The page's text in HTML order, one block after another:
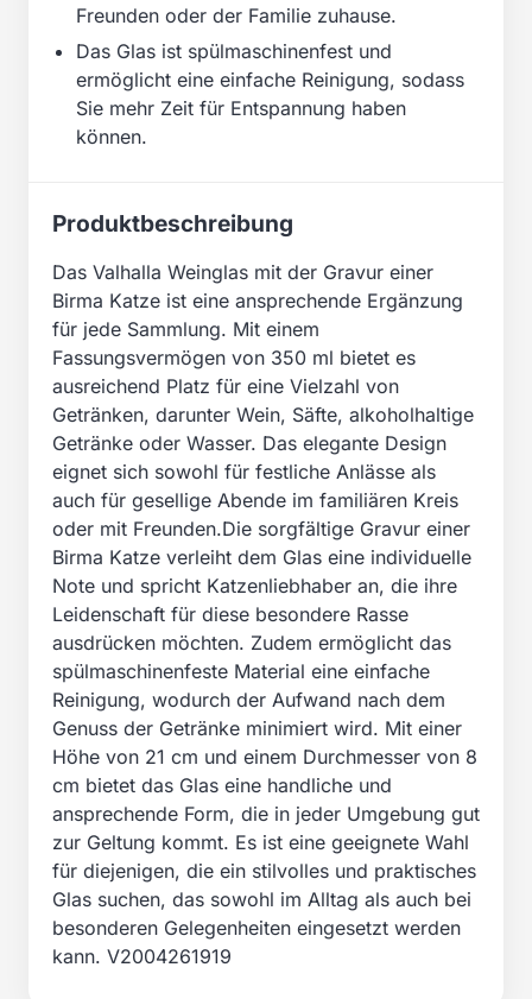
Freunden oder der Familie zuhause.
Das Glas ist spülmaschinenfest und
ermöglicht eine einfache Reinigung, sodass
Sie mehr Zeit für Entspannung haben
können.
Produktbeschreibung
Das Valhalla Weinglas mit der Gravur einer
Birma Katze ist eine ansprechende Ergänzung
für jede Sammlung. Mit einem
Fassungsvermögen von 350 ml bietet es
ausreichend Platz für eine Vielzahl von
Getränken, darunter Wein, Säfte, alkoholhaltige
Getränke oder Wasser. Das elegante Design
eignet sich sowohl für festliche Anlässe als
auch für gesellige Abende im familiären Kreis
oder mit Freunden.Die sorgfältige Gravur einer
Birma Katze verleiht dem Glas eine individuelle
Note und spricht Katzenliebhaber an, die ihre
Leidenschaft für diese besondere Rasse
ausdrücken möchten. Zudem ermöglicht das
spülmaschinenfeste Material eine einfache
Reinigung, wodurch der Aufwand nach dem
Genuss der Getränke minimiert wird. Mit einer
Höhe von 21 cm und einem Durchmesser von 8
cm bietet das Glas eine handliche und
ansprechende Form, die in jeder Umgebung gut
zur Geltung kommt. Es ist eine geeignete Wahl
für diejenigen, die ein stilvolles und praktisches
Glas suchen, das sowohl im Alltag als auch bei
besonderen Gelegenheiten eingesetzt werden
kann. V2004261919